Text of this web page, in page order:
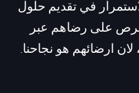
في تقديم حلول
على رضاهم عبر
لان ارضائهم هو نجاحنا.